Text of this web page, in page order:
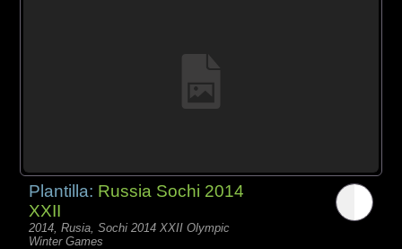
Plantilla: Russia Sochi 2014
XXII
2014, Rusia, Sochi 2014 XXII Olympic
Winter Games